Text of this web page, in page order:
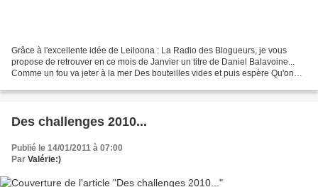
Grâce à l'excellente idée de Leiloona : La Radio des Blogueurs, je vous
propose de retrouver en ce mois de Janvier un titre de Daniel Balavoine...
Comme un fou va jeter à la mer Des bouteilles vides et puis espère Qu'on
Des challenges 2010...
Publié le 14/01/2011 à 07:00
Par Valérie:)